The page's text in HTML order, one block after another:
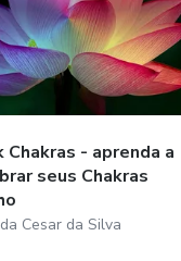
Chakras - aprenda a
seus Chakras
Cesar da Silva